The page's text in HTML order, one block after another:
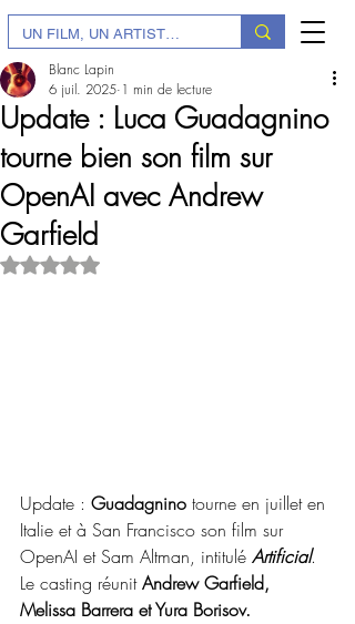
Update : Luca Guadagnino
tourne bien son film sur
OpenAI avec Andrew
Garfield
Blanc Lapin
6 juil. 2025 1 min de lecture
Noté NaN étoiles sur 5.
Update : Guadagnino tourne en juillet en
Italie et à San Francisco son film sur
OpenAI et Sam Altman, intitulé Artificial.
Le casting réunit Andrew Garfield,
Melissa Barrera et Yura Borisov.